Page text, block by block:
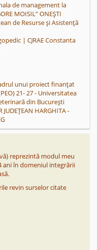
de management la
MOISIL” ONEŞTI
de Resurse și Asistență
| CJRAE Constanta
unui proiect finanțat
21- 27 - Universitatea
din București
JUDEȚEAN HARGHITA -
reprezintă modul meu
ani în domeniul integrării
revin surselor citate